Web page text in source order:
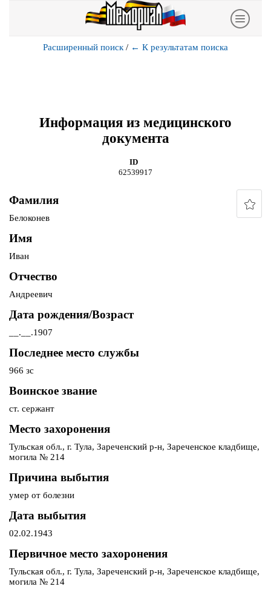
Расширенный поиск / ← К результатам поиска
Информация из медицинского
документа
ID
62539917
Фамилия
Белоконев
Имя
Иван
Отчество
Андреевич
Дата рождения/Возраст
__.__.1907
Последнее место службы
966 зс
Воинское звание
ст. сержант
Место захоронения
Тульская обл., г. Тула, Зареченский р-н, Зареченское кладбище,
могила № 214
Причина выбытия
умер от болезни
Дата выбытия
02.02.1943
Первичное место захоронения
Тульская обл., г. Тула, Зареченский р-н, Зареченское кладбище,
могила № 214